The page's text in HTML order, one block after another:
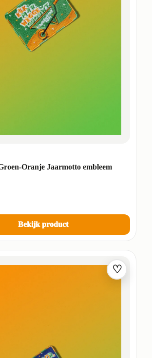
Oranje Jaarmotto embleem
Bekijk product
♡